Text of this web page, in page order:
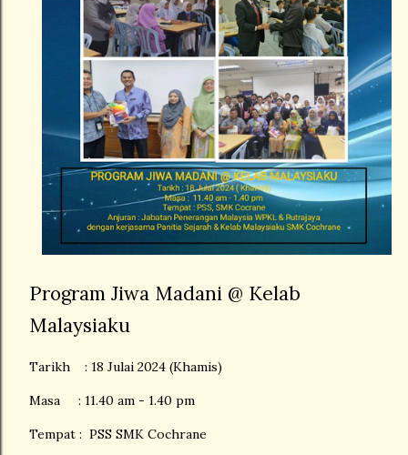
Program Jiwa Madani @ Kelab
Malaysiaku
Tarikh : 18 Julai 2024 (Khamis)
Masa : 11.40 am - 1.40 pm
Tempat : PSS SMK Cochrane